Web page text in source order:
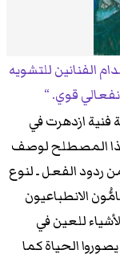
الفنانين للتشويه
قوي.
فنية ازدهرت في
هذا المصطلح لوصف
ردود الفعل ـ لنوع
الانطباعيون
للعين في
الحياة كما